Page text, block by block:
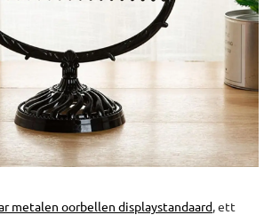
metalen oorbellen displaystandaard, ett